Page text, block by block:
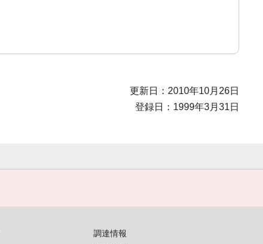
更新日：2010年10月26日
登録日：1999年3月31日
調達情報